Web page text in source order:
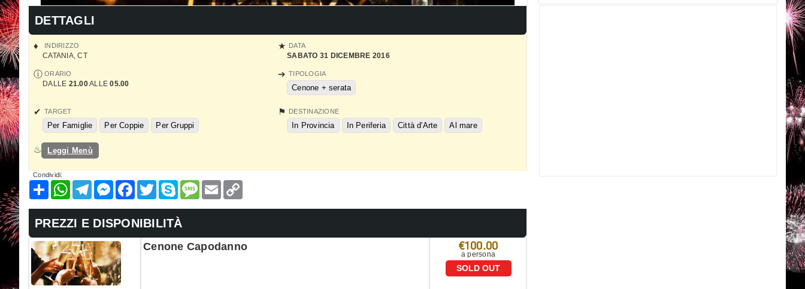
DETTAGLI
INDIRIZZO
CATANIA,CT
DATA
SABATO 31 DICEMBRE 2016
ORARIO
DALLE 21.00ALLE05.00
TIPOLOGIA
Cenone + serata
TARGET
Per Famiglie Per Coppie Per Gruppi
DESTINAZIONE
In Provincia In Periferia Città d'Arte Al mare
Leggi Menù
Condividi:
CondividiWhatsAppTelegramMessenger
Facebook
TwitterSkypeMessage
Email
PREZZI E DISPONIBILITÀ
Cenone Capodanno €100.00
a persona
SOLD OUT